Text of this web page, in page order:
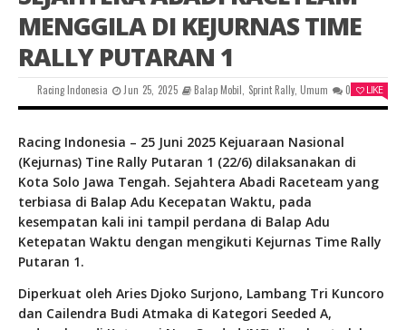
MENGGILA DI KEJURNAS TIME
RALLY PUTARAN 1
Racing Indonesia Jun 25, 2025 Balap Mobil, Sprint Rally,Umum 0 LIKE
Racing Indonesia – 25 Juni 2025 Kejuaraan Nasional
(Kejurnas) Tine Rally Putaran 1 (22/6) dilaksanakan di
Kota Solo Jawa Tengah. Sejahtera Abadi Raceteam yang
terbiasa di Balap Adu Kecepatan Waktu, pada
kesempatan kali ini tampil perdana di Balap Adu
Ketepatan Waktu dengan mengikuti Kejurnas Time Rally
Putaran 1.
Diperkuat oleh Aries Djoko Surjono, Lambang Tri Kuncoro
dan Cailendra Budi Atmaka di Kategori Seeded A,